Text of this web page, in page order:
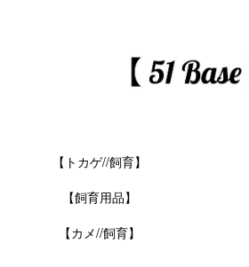
【トカゲ//飼育】
【飼育用品】
【カメ//飼育】